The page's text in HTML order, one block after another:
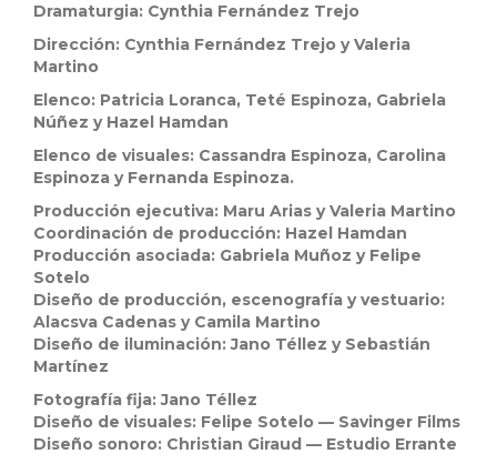
Dramaturgia: Cynthia Fernández Trejo
Dirección: Cynthia Fernández Trejo y Valeria
Martino
Elenco: Patricia Loranca, Teté Espinoza, Gabriela
Núñez y Hazel Hamdan
Elenco de visuales: Cassandra Espinoza, Carolina
Espinoza y Fernanda Espinoza.
Producción ejecutiva: Maru Arias y Valeria Martino
Coordinación de producción: Hazel Hamdan
Producción asociada: Gabriela Muñoz y Felipe
Sotelo
Diseño de producción, escenografía y vestuario:
Alacsva Cadenas y Camila Martino
Diseño de iluminación: Jano Téllez y Sebastián
Martínez
Fotografía fija: Jano Téllez
Diseño de visuales: Felipe Sotelo — Savinger Films
Diseño sonoro: Christian Giraud — Estudio Errante